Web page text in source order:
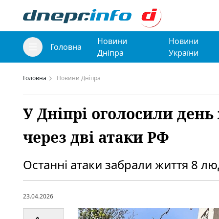
Головна
Новини
Дніпра
Новини
України
Головна Новини Дніпра
У Дніпрі оголосили
через дві атаки РФ
Останні атаки забрали життя 8
23.04.2026